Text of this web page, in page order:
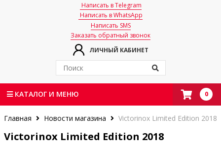
ЛИЧНЫЙ КАБИНЕТ
Написать в Telegram
Написать в WhatsApp
Написать SMS
Заказать обратный звонок
КАТАЛОГ И МЕНЮ 0
Главная Новости магазина Victorinox Limited Edition 2018
Victorinox Limited Edition 2018